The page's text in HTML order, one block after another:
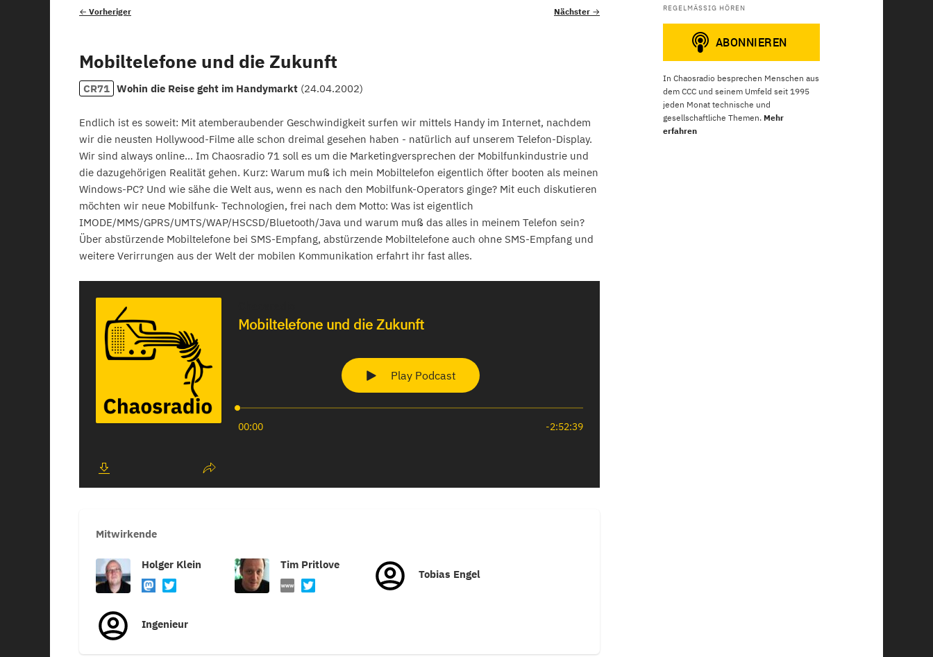
Beitragsnavigation
← Vorheriger Nächster →
Mobiltelefone und die Zukunft
CR71 Wohin die Reise geht im Handymarkt (24.04.2002)
Endlich ist es soweit: Mit atemberaubender Geschwindigkeit surfen wir mittels Handy im Internet, nachdem
wir die neusten Hollywood-Filme alle schon dreimal gesehen haben - natürlich auf unserem Telefon-Display.
Wir sind always online... Im Chaosradio 71 soll es um die Marketingversprechen der Mobilfunkindustrie und
die dazugehörigen Realität gehen. Kurz: Warum muß ich mein Mobiltelefon eigentlich öfter booten als meinen
Windows-PC? Und wie sähe die Welt aus, wenn es nach den Mobilfunk-Operators ginge? Mit euch diskutieren
möchten wir neue Mobilfunk- Technologien, frei nach dem Motto: Was ist eigentlich
IMODE/MMS/GPRS/UMTS/WAP/HSCSD/Bluetooth/Java und warum muß das alles in meinem Telefon sein?
Über abstürzende Mobiltelefone bei SMS-Empfang, abstürzende Mobiltelefone auch ohne SMS-Empfang und
weitere Verirrungen aus der Welt der mobilen Kommunikation erfahrt ihr fast alles.
Mitwirkende
Holger Klein Tim Pritlove
Tobias Engel
Ingenieur
REGELMÄSSIG HÖREN
In Chaosradio besprechen Menschen aus
dem CCC und seinem Umfeld seit 1995
jeden Monat technische und
gesellschaftliche Themen. Mehr
erfahren